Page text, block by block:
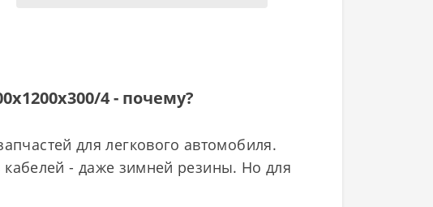
4 - почему?
для легкового автомобиля.
кабелей - даже зимней резины. Но для